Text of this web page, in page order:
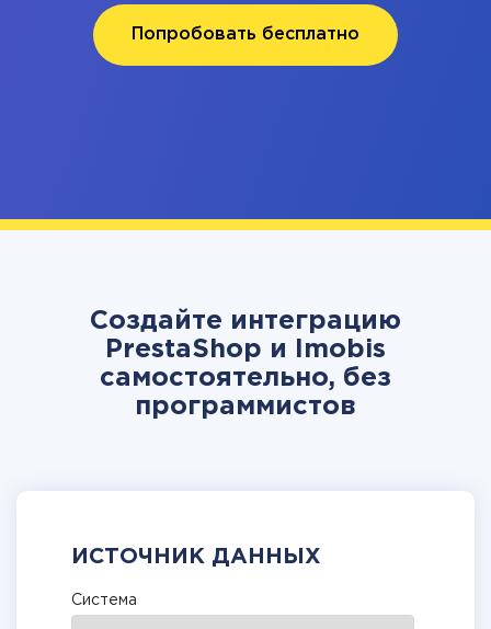
Попробовать бесплатно
Создайте интеграцию
PrestaShop и Imobis
самостоятельно, без
программистов
ИСТОЧНИК ДАННЫХ
Система